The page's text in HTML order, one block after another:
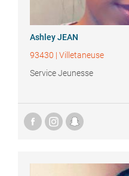
AshleyJEAN
93430 | Villetaneuse
Service Jeunesse